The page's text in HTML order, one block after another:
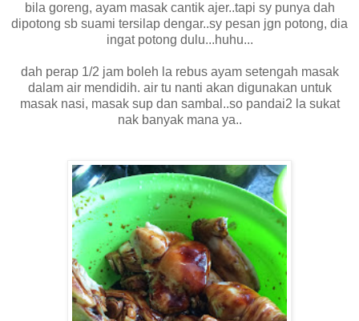
bila goreng, ayam masak cantik ajer..tapi sy punya dah
dipotong sb suami tersilap dengar..sy pesan jgn potong, dia
ingat potong dulu...huhu...
dah perap 1/2 jam boleh la rebus ayam setengah masak
dalam air mendidih. air tu nanti akan digunakan untuk
masak nasi, masak sup dan sambal..so pandai2 la sukat
nak banyak mana ya..